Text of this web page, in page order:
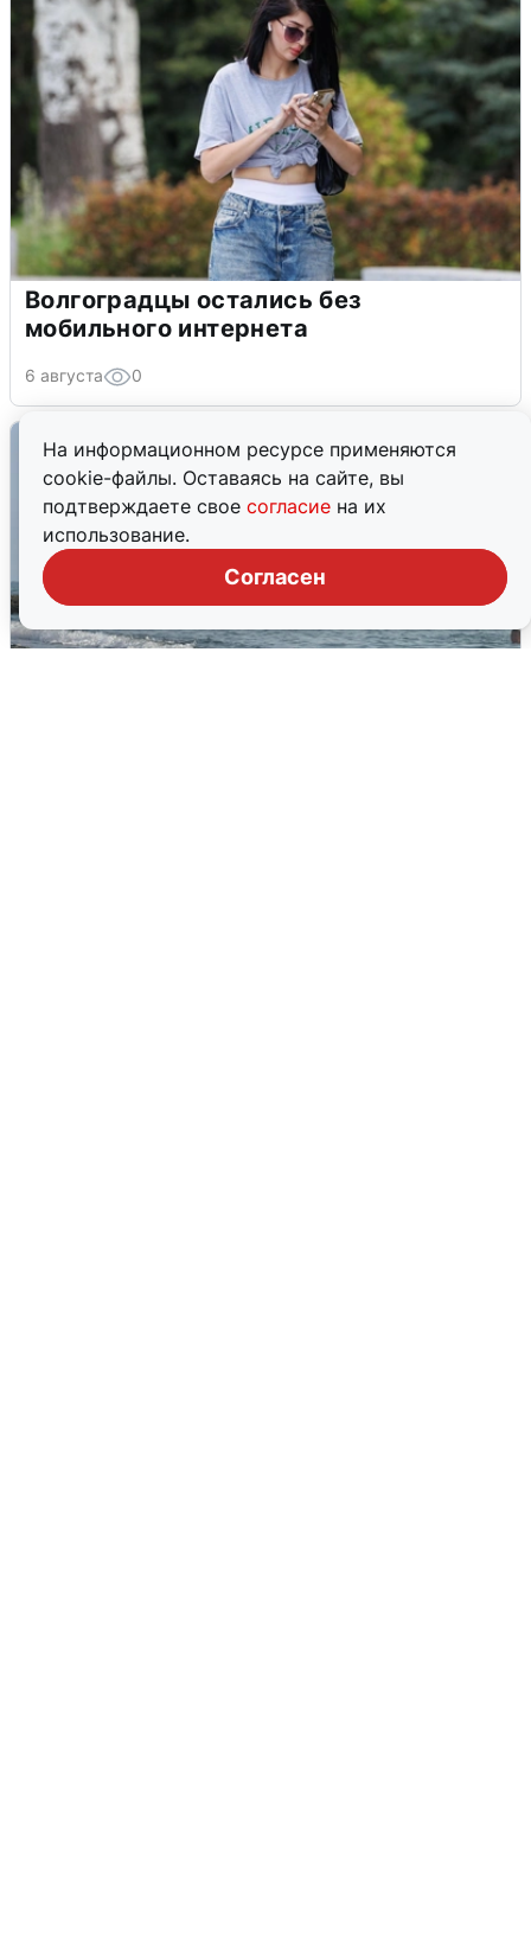
На информационном ресурсе применяются
cookie-файлы. Оставаясь на сайте, вы
подтверждаете свое согласие на их
использование.
Согласен
Волгоградцы остались без
мобильного интернета
6 августа 0